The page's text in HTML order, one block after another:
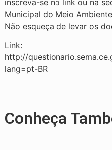
inscreva-se no link ou na
Municipal do Meio
Não esqueça de levar os
Link:
http://
lang=pt-BR
Conheça